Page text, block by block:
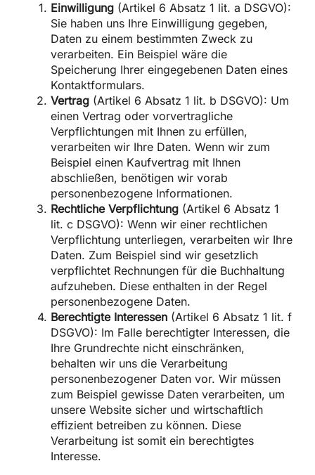
Einwilligung (Artikel 6 Absatz 1 lit. a DSGVO):
Sie haben uns Ihre Einwilligung gegeben,
Daten zu einem bestimmten Zweck zu
verarbeiten. Ein Beispiel wäre die
Speicherung Ihrer eingegebenen Daten eines
Kontaktformulars.
Vertrag (Artikel 6 Absatz 1 lit. b DSGVO): Um
einen Vertrag oder vorvertragliche
Verpflichtungen mit Ihnen zu erfüllen,
verarbeiten wir Ihre Daten. Wenn wir zum
Beispiel einen Kaufvertrag mit Ihnen
abschließen, benötigen wir vorab
personenbezogene Informationen.
Rechtliche Verpflichtung (Artikel 6 Absatz 1
lit. c DSGVO): Wenn wir einer rechtlichen
Verpflichtung unterliegen, verarbeiten wir Ihre
Daten. Zum Beispiel sind wir gesetzlich
verpflichtet Rechnungen für die Buchhaltung
aufzuheben. Diese enthalten in der Regel
personenbezogene Daten.
Berechtigte Interessen (Artikel 6 Absatz 1 lit. f
DSGVO): Im Falle berechtigter Interessen, die
Ihre Grundrechte nicht einschränken,
behalten wir uns die Verarbeitung
personenbezogener Daten vor. Wir müssen
zum Beispiel gewisse Daten verarbeiten, um
unsere Website sicher und wirtschaftlich
effizient betreiben zu können. Diese
Verarbeitung ist somit ein berechtigtes
Interesse.